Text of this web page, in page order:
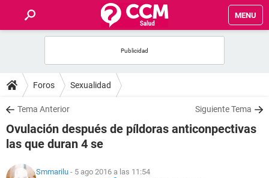
MENU
FOROS
SALUD
FAMILIA
NUTRICIÓN
Foros Sexualidad
Tema Anterior Siguiente Tema
Ovulación después de píldoras anticonpectivas
las que duran 4 se
Smmarilu - 5 ago 2016 a las 11:54